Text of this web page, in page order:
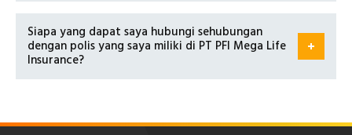
Siapa yang dapat saya hubungi sehubungan
dengan polis yang saya miliki di PT PFI Mega Life
Insurance?